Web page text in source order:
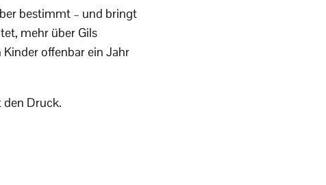
bestimmt – und bringt
mehr über Gils
offenbar ein Jahr
den Druck.